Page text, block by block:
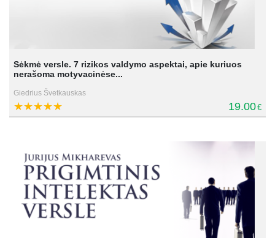
Sėkmė versle. 7 rizikos valdymo aspektai, apie kuriuos
nerašoma motyvacinėse...
Giedrius Švetkauskas
19.00€